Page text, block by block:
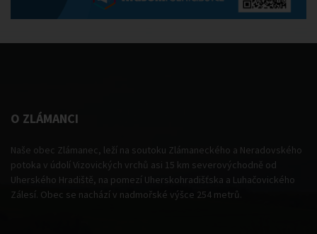
O ZLÁMANCI
Naše obec Zlámanec, leží na soutoku Zlámaneckého a Neradovského
potoka v údolí Vizovických vrchů asi 15 km severovýchodně od
Uherského Hradiště, na pomezí Uherskohradišťska a Luhačovického
Zálesí. Obec se nachází v nadmořské výšce 254 metrů.